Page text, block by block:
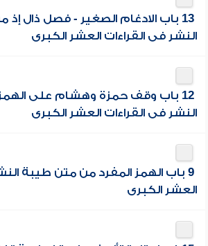
13 باب الادغام الصغير - فصل ذال
النشر فى القراءات العشر الكبرى
12 باب وقف حمزة وهشام على
النشر فى القراءات العشر الكبرى
9 باب الهمز المفرد من متن طيبة
العشر الكبرى